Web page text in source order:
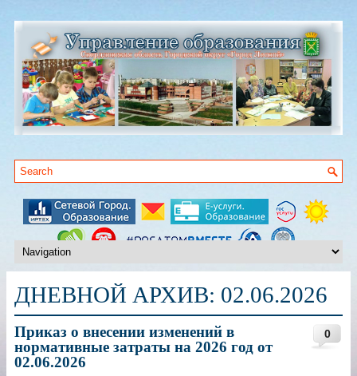
ДНЕВНОЙ АРХИВ: 02.06.2026
0
Приказ о внесении изменений в
нормативные затраты на 2026 год от
02.06.2026